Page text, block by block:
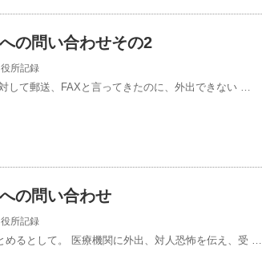
の問い合わせその2
役所記録
して郵送、FAXと言ってきたのに、外出できない …
の問い合わせ
役所記録
めるとして。 医療機関に外出、対人恐怖を伝え、受 …